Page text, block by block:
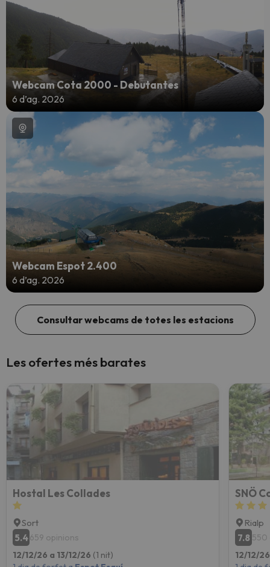
Webcam Cota 2000 - Debutantes
6 d’ag. 2026
Webcam Espot 2.400
6 d’ag. 2026
Consultar webcams de totes les estacions
Les ofertes més barates
Hostal Les Collades
Sort
5.4659 opinions
12/12/26 a 13/12/26 (1 nit)
SNÖ
Rialp
7.8 550
12/12/